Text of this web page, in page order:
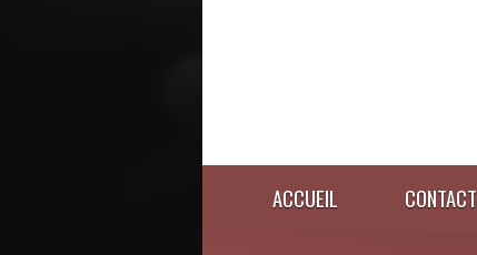
ACCUEIL CONTACT